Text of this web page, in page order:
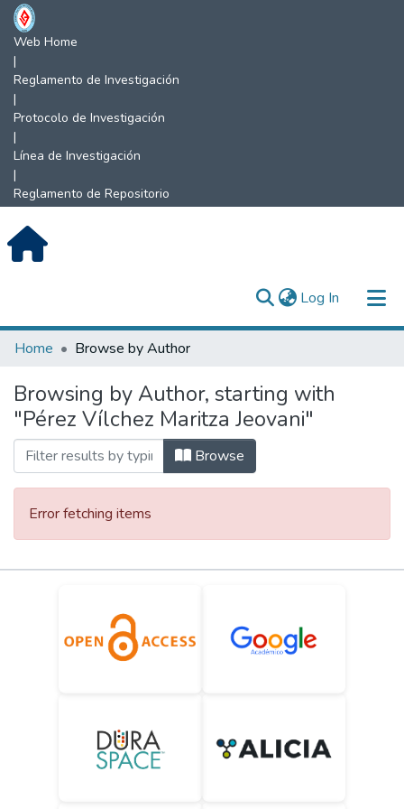
Web Home
|
Reglamento de Investigación
|
Protocolo de Investigación
|
Línea de Investigación
|
Reglamento de Repositorio
Log In (current)
Communities & Collections
All of DSpace
Home Browse by Author
Browsing by Author, starting with
"Pérez Vílchez Maritza Jeovani"
Browse
Error fetching items